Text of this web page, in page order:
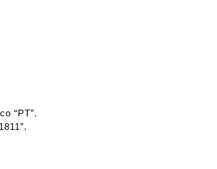
“PT”.